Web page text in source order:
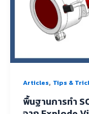
Articles, Tips &
พื้นฐานการทำ